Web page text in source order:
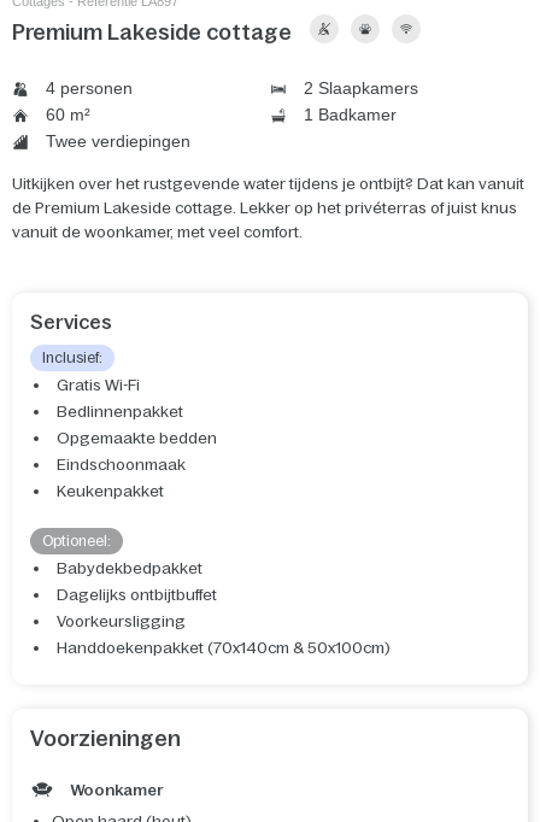
Premium Lakeside cottage
4 personen
2 Slaapkamers
60 m²
1 Badkamer
Twee verdiepingen
Uitkijken over het rustgevende water tijdens je ontbijt? Dat kan vanuit
de Premium Lakeside cottage. Lekker op het privéterras of juist knus
vanuit de woonkamer, met veel comfort.
Services
Inclusief:
Gratis Wi-Fi
Bedlinnenpakket
Opgemaakte bedden
Eindschoonmaak
Keukenpakket
Optioneel:
Babydekbedpakket
Dagelijks ontbijtbuffet
Voorkeursligging
Handdoekenpakket (70x140cm & 50x100cm)
Voorzieningen
Woonkamer